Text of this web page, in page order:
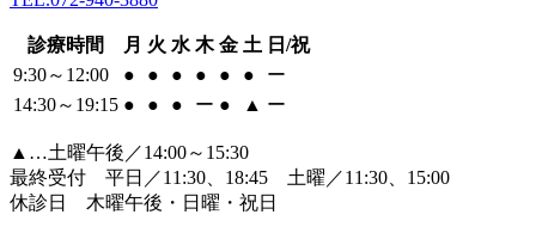
診療時間 月 火 水 木 金 土 日/祝
9:30～12:00
● ● ● ● ● ●
ー
14:30～19:15 ● ● ● ー ● ▲ ー
▲…土曜午後／14:00～15:30
最終受付 平日／11:30、18:45 土曜／11:30、15:00
休診日 木曜午後・日曜・祝日